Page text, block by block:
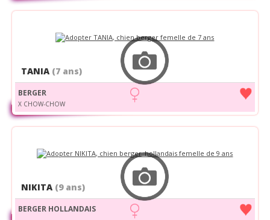
TANIA (7 ans)
BERGER
X CHOW-CHOW
NIKITA (9 ans)
BERGER HOLLANDAIS